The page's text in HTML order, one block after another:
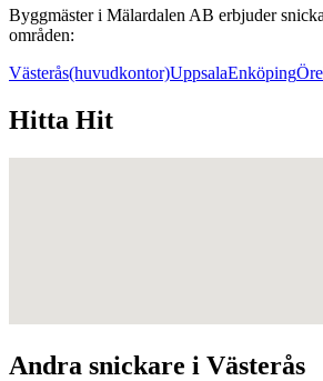
Byggmäster i Mälardalen AB erbjuder
områden:
Västerås(huvudkontor)UppsalaEnköping
Hitta Hit
Andra snickare i Västerås